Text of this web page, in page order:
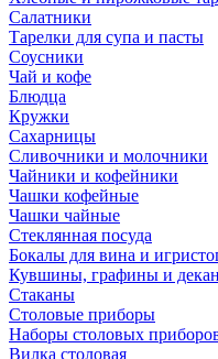
Салатники
Тарелки для супа и пасты
Соусники
Чай и кофе
Блюдца
Кружки
Сахарницы
Сливочники и молочники
Чайники и кофейники
Чашки кофейные
Чашки чайные
Стеклянная посуда
Бокалы для вина и
Кувшины, графины и
Стаканы
Столовые приборы
Наборы столовых
Вилка столовая